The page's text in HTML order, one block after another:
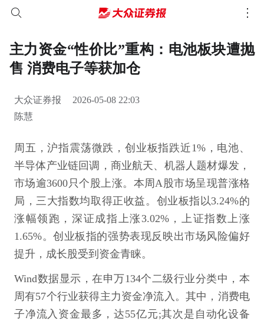
主力资金“性价比”重构：电池板块遭抛
售 消费电子等获加仓
大众证券报
2026-05-08 22:03
陈慧
周五，沪指震荡微跌，创业板指跌近1%，电池、
半导体产业链回调，商业航天、机器人题材爆发，
市场逾3600只个股上涨。本周A股市场呈现普涨格
局，三大指数均取得正收益。创业板指以3.24%的
涨幅领跑，深证成指上涨3.02%，上证指数上涨
1.65%。创业板指的强势表现反映出市场风险偏好
提升，成长股受到资金青睐。
Wind数据显示，在申万134个二级行业分类中，本
周有57个行业获得主力资金净流入。其中，消费电
子净流入资金最多，达55亿元;其次是自动化设备